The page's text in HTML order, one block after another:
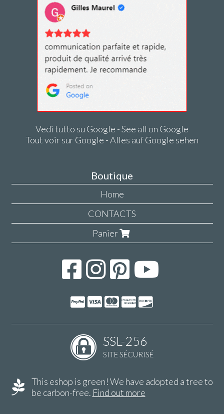
Vedi tutto su Google - See all on Google
Tout voir sur Google - Alles auf Google sehen
Boutique
Home
CONTACTS
Panier
SSL-256
SITE SÉCURISÉ
This eshop is green! We have adopted a tree to
be carbon-free. Find out more